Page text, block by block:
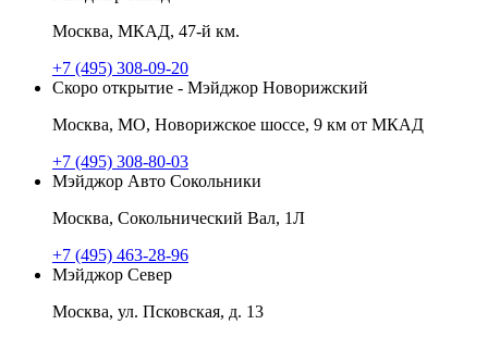
Москва, МКАД, 47-й км.
+7 (495) 308-09-20
Скоро открытие - Мэйджор Новорижский
Москва, МО, Новорижское шоссе, 9 км от МКАД
+7 (495) 308-80-03
Мэйджор Авто Сокольники
Москва, Сокольнический Вал, 1Л
+7 (495) 463-28-96
Мэйджор Север
Москва, ул. Псковская, д. 13